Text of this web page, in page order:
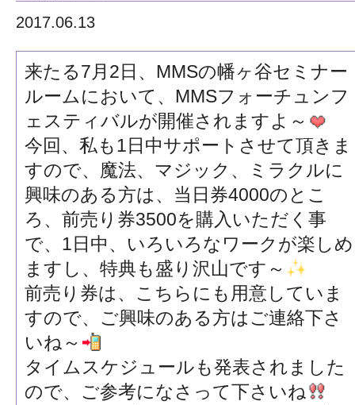
2017.06.13
来たる7月2日、MMSの幡ヶ谷セミナー
ルームにおいて、MMSフォーチュンフ
ェスティバルが開催されますよ～
今回、私も1日中サポートさせて頂きま
すので、魔法、マジック、ミラクルに
興味のある方は、当日券4000のとこ
ろ、前売り券3500を購入いただく事
で、1日中、いろいろなワークが楽しめ
ますし、特典も盛り沢山です～
前売り券は、こちらにも用意していま
すので、ご興味のある方はご連絡下さ
いね～
タイムスケジュールも発表されました
ので、ご参考になさって下さいね